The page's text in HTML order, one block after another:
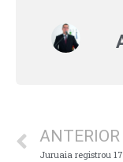
ANTERIOR